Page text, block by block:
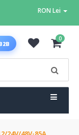
RON Lei
0